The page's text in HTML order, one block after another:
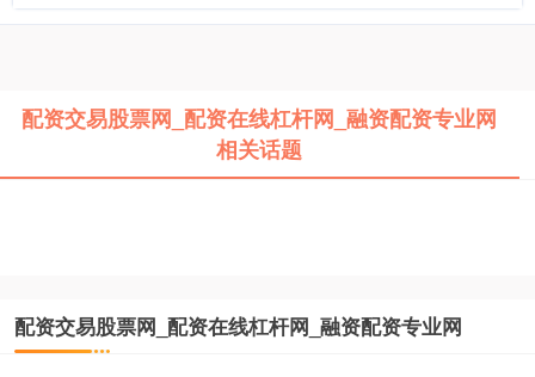
配资交易股票网_配资在线杠杆网_融资配资专业网
相关话题
配资交易股票网_配资在线杠杆网_融资配资专业网